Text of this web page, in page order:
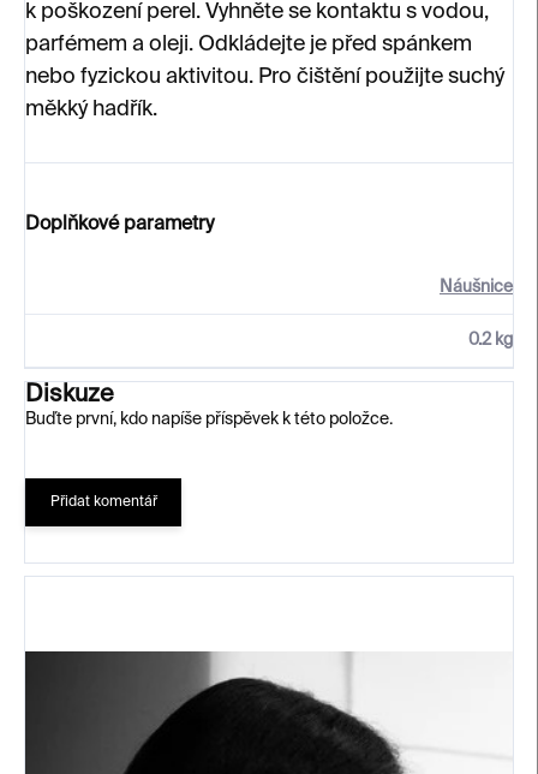
k poškození perel. Vyhněte se kontaktu s vodou,
parfémem a oleji. Odkládejte je před spánkem
nebo fyzickou aktivitou. Pro čištění použijte suchý
měkký hadřík.
Doplňkové parametry
Náušnice
0.2 kg
Diskuze
Buďte první, kdo napíše příspěvek k této položce.
Přidat komentář